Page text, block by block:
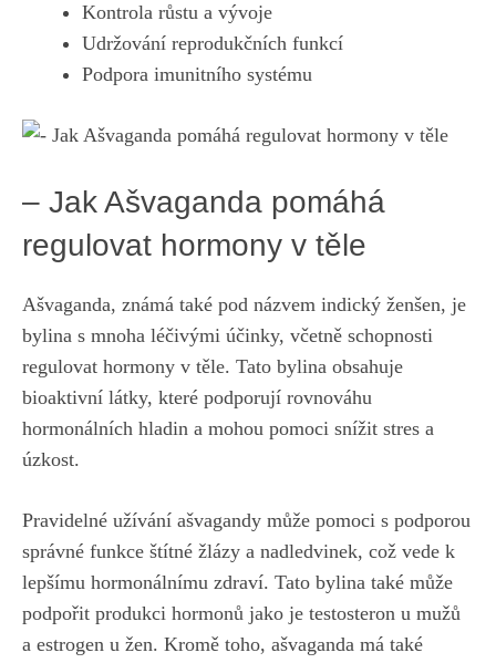
Kontrola růstu a vývoje
Udržování⁢ reprodukčních funkcí
Podpora​ imunitního⁤ systému
– Jak Ašvaganda pomáhá
regulovat hormony ⁢v těle
Ašvaganda, známá také ⁤pod ⁣názvem indický ženšen, ‍je
bylina‌ s ​mnoha‌ léčivými účinky, včetně schopnosti
regulovat hormony v těle. Tato bylina obsahuje
bioaktivní látky, které​ podporují rovnováhu
hormonálních hladin a mohou‍ pomoci snížit stres a
úzkost.
Pravidelné užívání‍ ašvagandy může pomoci‌ s podporou
správné‍ funkce⁣ štítné​ žlázy a nadledvinek,⁢ což vede k
lepšímu hormonálnímu ‌zdraví.‌ Tato bylina také​ může⁢
podpořit produkci hormonů jako je⁤ testosteron u‌ mužů
a ‍estrogen u‍ žen. Kromě toho, ašvaganda má také